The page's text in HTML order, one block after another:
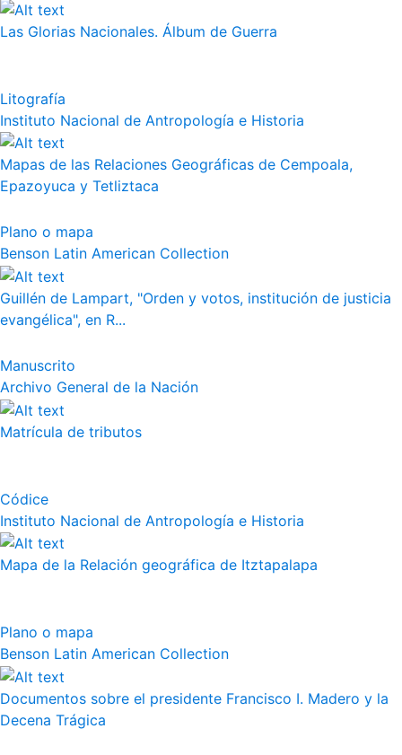
Las Glorias Nacionales. Álbum de Guerra
Litografía
Instituto Nacional de Antropología e Historia
Mapas de las Relaciones Geográficas de Cempoala,
Epazoyuca y Tetliztaca
Plano o mapa
Benson Latin American Collection
Guillén de Lampart, "Orden y votos, institución de justicia
evangélica", en R...
Manuscrito
Archivo General de la Nación
Matrícula de tributos
Códice
Instituto Nacional de Antropología e Historia
Mapa de la Relación geográfica de Itztapalapa
Plano o mapa
Benson Latin American Collection
Documentos sobre el presidente Francisco I. Madero y la
Decena Trágica